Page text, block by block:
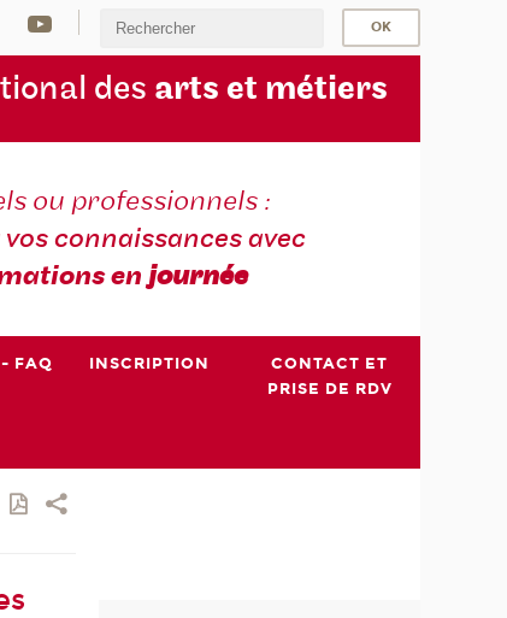
tional des arts et métiers
ou professionnels :
connaissances avec
enjournée
FAQ INSCRIPTION
CONTACT ET
PRISE DE RDV